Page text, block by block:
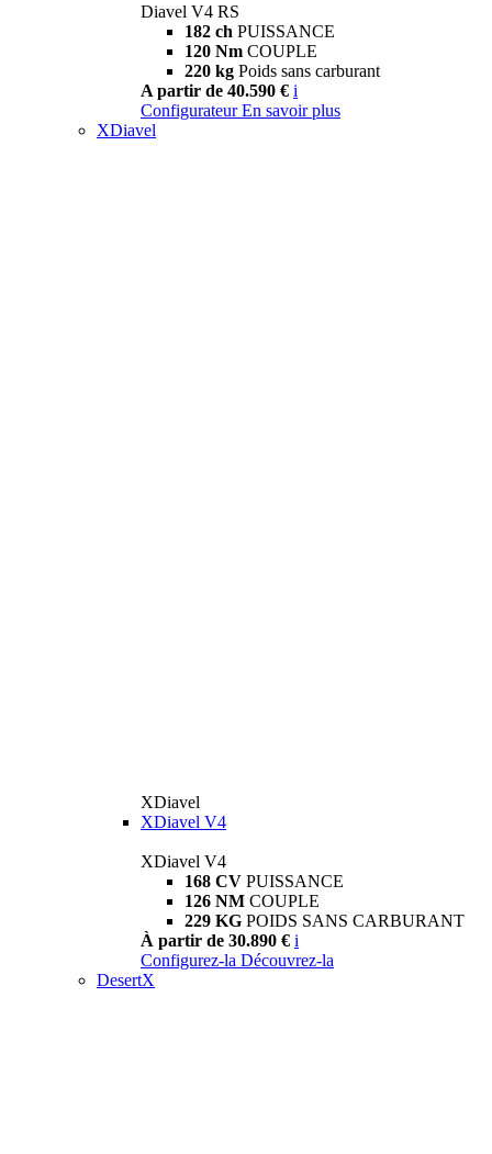
Diavel V4 RS
182 ch PUISSANCE
120 Nm COUPLE
220 kg Poids sans carburant
A partir de 40.590 € i
Configurateur En savoir plus
XDiavel
XDiavel
XDiavel V4
XDiavel V4
168 CV PUISSANCE
126 NM COUPLE
229 KG POIDS SANS CARBURANT
À partir de 30.890 € i
Configurez-la Découvrez-la
DesertX